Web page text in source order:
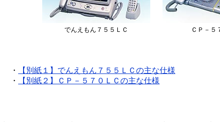
でんえもん７５５ＬＣ ＣＰ－５
・
【別紙１】でんえもん７５５ＬＣの主な仕様
・
【別紙２】ＣＰ－５７０ＬＣの主な仕様